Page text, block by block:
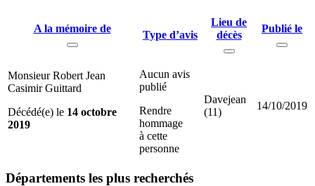
A la mémoire de
Type d’avis
Lieu de
décès
Publié le
Monsieur Robert Jean
Casimir Guittard
Décédé(e) le 14 octobre
2019
Aucun avis
publié
Rendre
hommage
à cette
personne
Davejean
(11)
14/10/2019
Départements les plus recherchés